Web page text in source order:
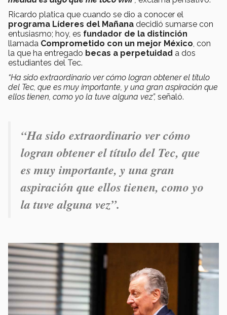
Ricardo platica que cuando se dio a conocer el
programa Líderes del Mañana decidió sumarse con
entusiasmo; hoy, es fundador de la distinción
llamada Comprometido con un mejor México, con
la que ha entregado becas a perpetuidad a dos
estudiantes del Tec.
“Ha sido extraordinario ver cómo logran obtener el título
del Tec, que es muy importante, y una gran aspiración que
ellos tienen, como yo la tuve alguna vez”, señaló.
“Ha sido extraordinario ver cómo
logran obtener el título del Tec, que
es muy importante, y una gran
aspiración que ellos tienen, como yo
la tuve alguna vez”.